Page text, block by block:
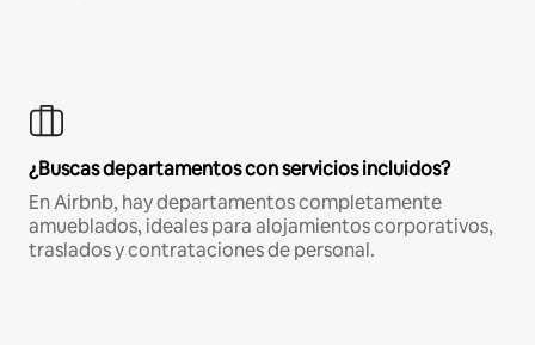
¿Buscas departamentos con servicios incluidos?
En Airbnb, hay departamentos completamente
amueblados, ideales para alojamientos corporativos,
traslados y contrataciones de personal.